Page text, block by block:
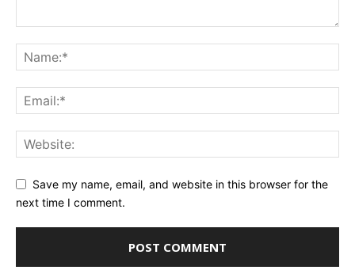
Save my name, email, and website in this browser for the
next time I comment.